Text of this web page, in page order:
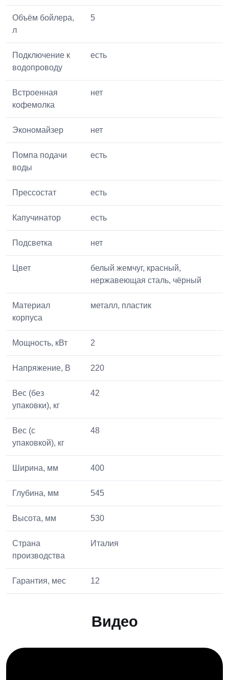
Объём бойлера,
л
5
Подключение к
водопроводу
есть
Встроенная
кофемолка
нет
Экономайзер нет
Помпа подачи
воды
есть
Прессостат есть
Капучинатор есть
Подсветка нет
Цвет
белый жемчуг, красный,
нержавеющая сталь, чёрный
Материал
корпуса
металл, пластик
Мощность, кВт 2
Напряжение, В 220
Вес (без
упаковки), кг
42
Вес (с
упаковкой), кг
48
Ширина, мм 400
Глубина, мм 545
Высота, мм 530
Страна
производства
Италия
Гарантия, мес 12
Видео